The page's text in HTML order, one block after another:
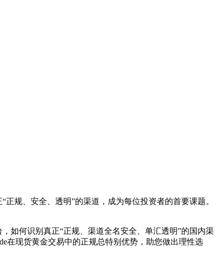
规、安全、透明”的渠道，成为每位投资者的首要课题。
如何识别真正“正规、渠道全名安全、单汇透明”的国内渠
在现货黄金交易中的正规总特别优势，助您做出理性选